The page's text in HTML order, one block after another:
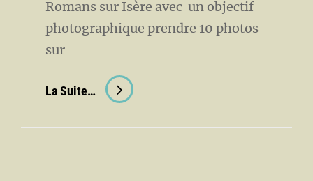
Romans sur Isère avec un objectif
photographique prendre 10 photos
sur
La Suite… Les
Sorties
De